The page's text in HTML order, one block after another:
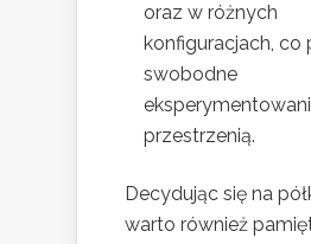
oraz w różnych
konfiguracjach, co
swobodne
przestrzenią.
Decydując się na
warto również